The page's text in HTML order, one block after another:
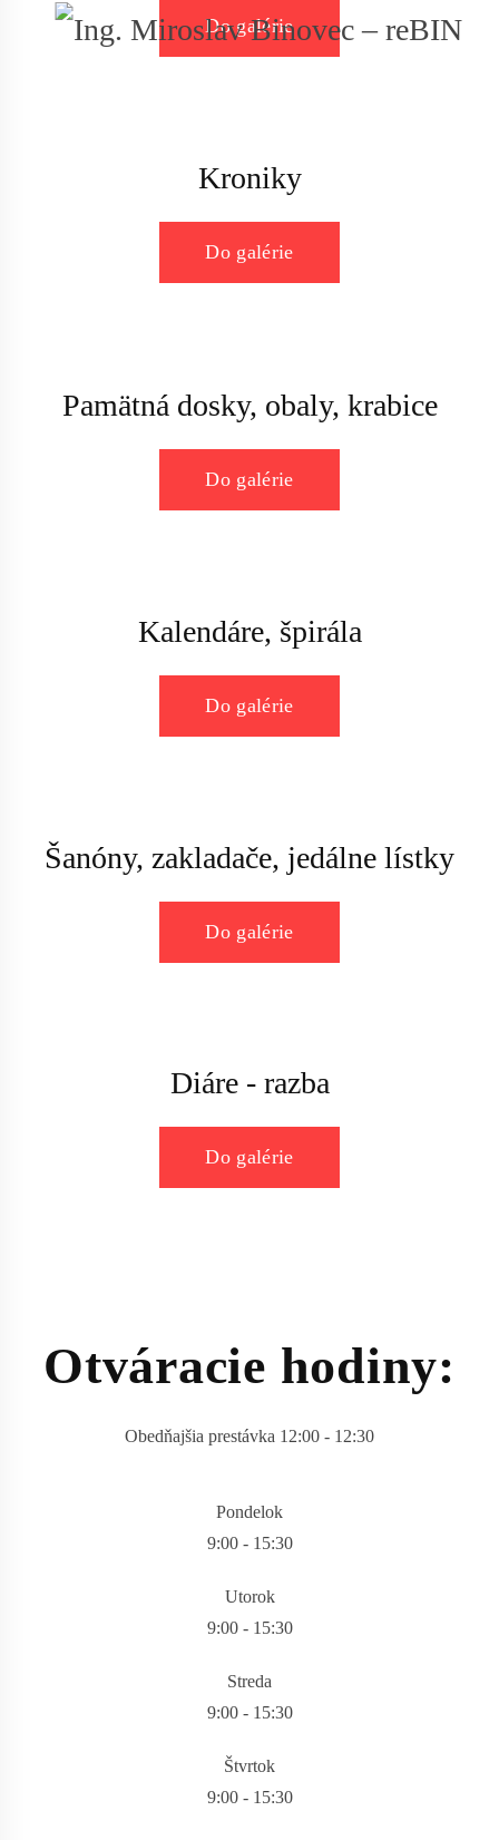
Do galérie
Kroniky
Do galérie
Pamätná dosky, obaly, krabice
Do galérie
Kalendáre, špirála
Do galérie
Šanóny, zakladače, jedálne lístky
Do galérie
Diáre - razba
Do galérie
Otváracie hodiny:
Obedňajšia prestávka 12:00 - 12:30
Pondelok
9:00 - 15:30
Utorok
9:00 - 15:30
Streda
9:00 - 15:30
Štvrtok
9:00 - 15:30